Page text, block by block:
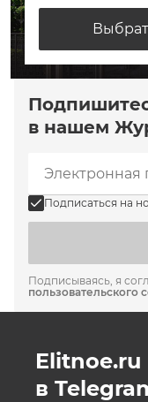
в нашем
Подписаться на
Подписываясь, я
пользовательского
Elitnoe.ru
в